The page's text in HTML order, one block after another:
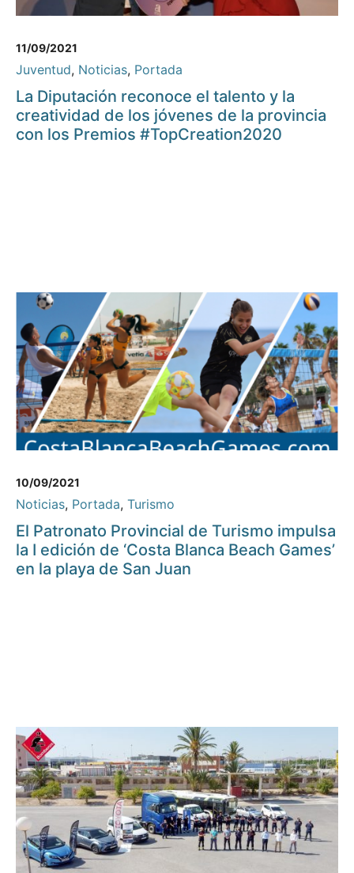
11/09/2021
Juventud, Noticias, Portada
La Diputación reconoce el talento y la
creatividad de los jóvenes de la provincia
con los Premios #TopCreation2020
10/09/2021
Noticias, Portada, Turismo
El Patronato Provincial de Turismo impulsa
la I edición de ‘Costa Blanca Beach Games’
en la playa de San Juan